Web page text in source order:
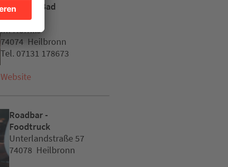
Licht Luft Bad
Heilbronn
Im Hörnlis
74074 Heilbronn
Tel. 07131 178673
Website
Roadbar -
Foodtruck
Unterlandstraße 57
74078 Heilbronn